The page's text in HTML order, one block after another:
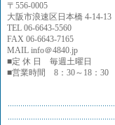
〒556-0005
大阪市浪速区日本橋 4-14-13
TEL 06-6643-5560
FAX 06-6643-7165
MAIL info＠4840.jp
■定 休 日 毎週土曜日
■営業時間 8：30～18：30